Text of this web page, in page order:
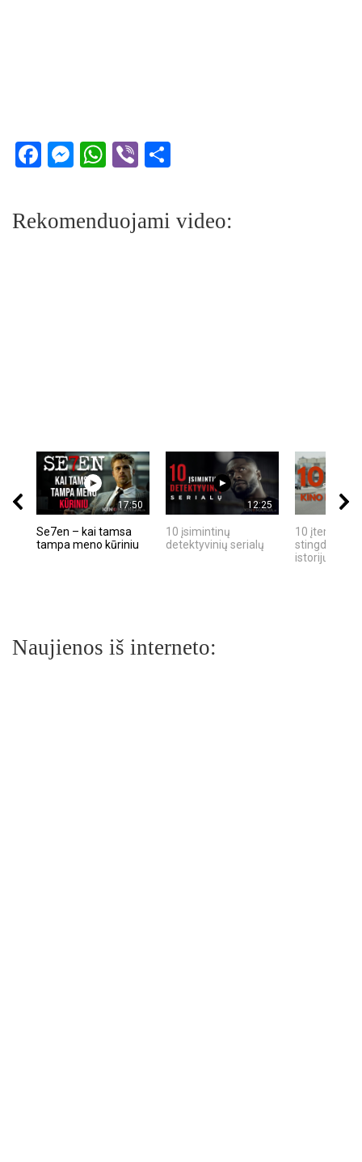
Facebook
Messenger
WhatsApp
Viber
Rekomenduojami video:
17:50
Se7en – kai tamsa
tampa meno kūriniu
12:25
10 įsimintinų
detektyvinių serialų
10 įtemptų,
stingdančių
istorijų
Naujienos iš interneto: